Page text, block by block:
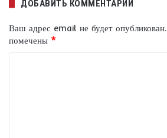
ДОБАВИТЬ КОММЕНТАРИЙ
Ваш адрес email не будет опубликован.
помечены *